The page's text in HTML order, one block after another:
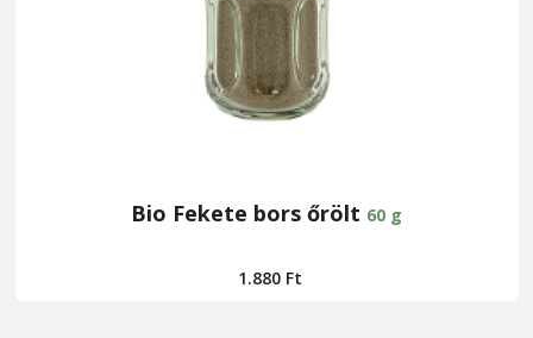
Bio Fekete bors őrölt 60 g
1.880 Ft